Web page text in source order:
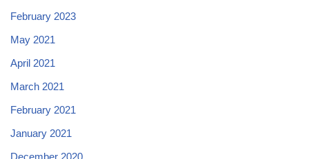
February 2023
May 2021
April 2021
March 2021
February 2021
January 2021
December 2020